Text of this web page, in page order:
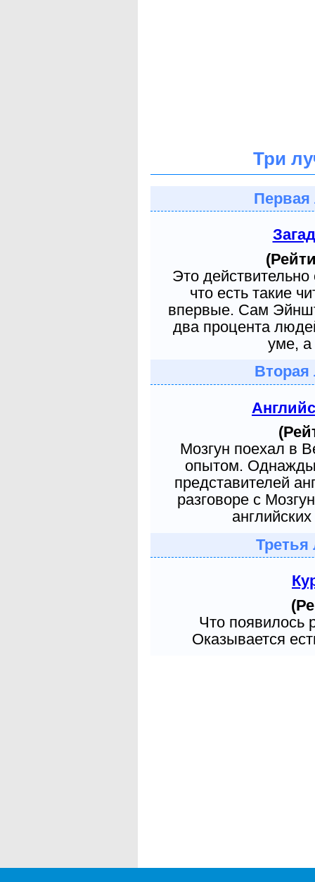
Три
Первая
Это
что есть такие
впервые. Сам
два процента
уме, а
Вторая
Мозгун поехал в
опытом. Однажды
представителей
разговоре с
Третья
Что появилось
Оказывается